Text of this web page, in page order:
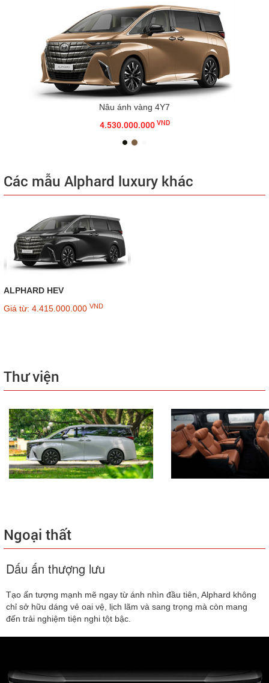
Nâu ánh vàng 4Y7
4.530.000.000 VND
Các mẫu Alphard luxury khác
ALPHARD HEV
Giá từ: 4.415.000.000 VND
Thư viện
Ngoại thất
Dấu ấn thượng lưu
Tạo ấn tượng mạnh mẽ ngay từ ánh nhìn đầu tiên, Alphard không
chỉ sở hữu dáng vẻ oai vệ, lịch lãm và sang trọng mà còn mang
đến trải nghiệm tiện nghi tột bậc.